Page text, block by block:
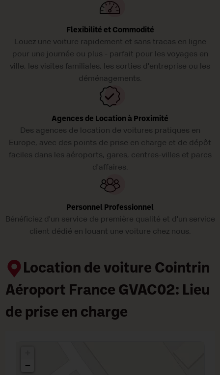
Flexibilité et Commodité
Louez une voiture rapidement et sans tracas en ligne
pour une journée ou plus - parfait pour les voyages en
ville, les visites familiales, les sorties d'entreprise ou les
déménagements.
Agences de Location à Proximité
Des agences de location de voitures pratiques en
Europe, avec des points de prise en charge et de dépôt
faciles dans les aéroports, gares, centres-villes et parcs
d'affaires.
Personnel Professionnel
Bénéficiez d'un service de première qualité et d'un service
client dédié en louant une voiture chez nous.
Location de voiture Cointrin
Aéroport France GVAC02: Lieu
de prise en charge
−